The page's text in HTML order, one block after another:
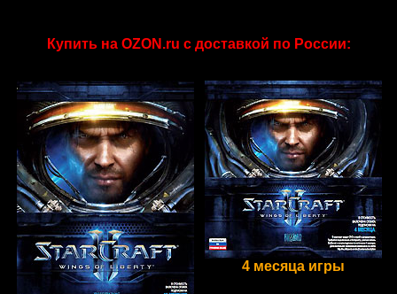
Купить на OZON.ru с доставкой по России:
4 месяца игры